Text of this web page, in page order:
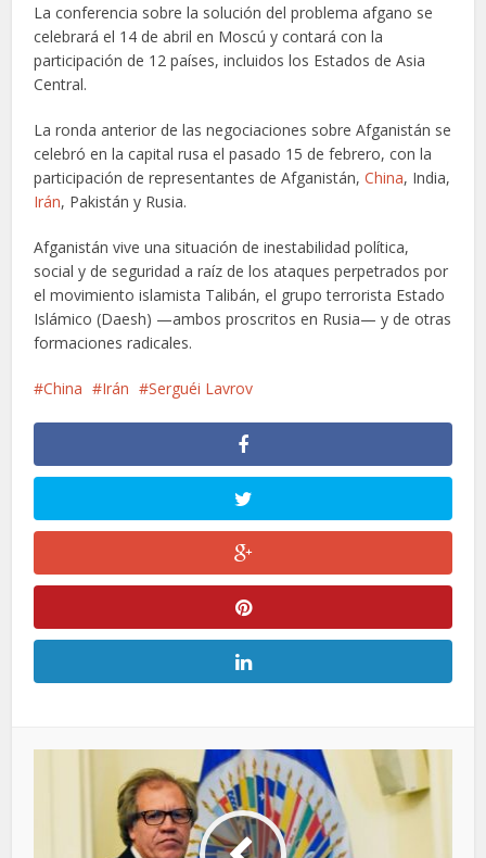
La conferencia sobre la solución del problema afgano se
celebrará el 14 de abril en Moscú y contará con la
participación de 12 países, incluidos los Estados de Asia
Central.
La ronda anterior de las negociaciones sobre Afganistán se
celebró en la capital rusa el pasado 15 de febrero, con la
participación de representantes de Afganistán,China, India,
Irán, Pakistán y Rusia.
Afganistán vive una situación de inestabilidad política,
social y de seguridad a raíz de los ataques perpetrados por
el movimiento islamista Talibán, el grupo terrorista Estado
Islámico (Daesh) —ambos proscritos en Rusia— y de otras
formaciones radicales.
China Irán Serguéi Lavrov